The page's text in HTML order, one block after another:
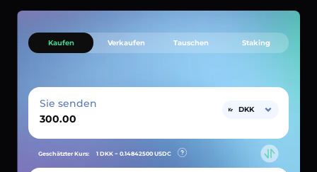
Kaufen Verkaufen Tauschen Staking
Sie senden DKK
Geschätzter Kurs: 1 DKK ~ 0.14842500 USDC